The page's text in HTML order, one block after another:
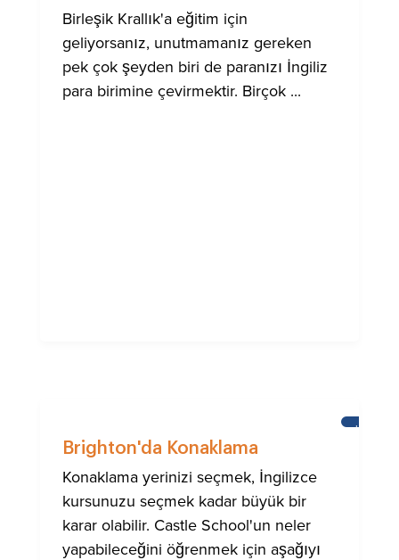
Birleşik Krallık'a eğitim için
geliyorsanız, unutmamanız gereken
pek çok şeyden biri de paranızı İngiliz
para birimine çevirmektir. Birçok ...
Brighton'da Konaklama
Konaklama yerinizi seçmek, İngilizce
kursunuzu seçmek kadar büyük bir
karar olabilir. Castle School'un neler
yapabileceğini öğrenmek için aşağıyı